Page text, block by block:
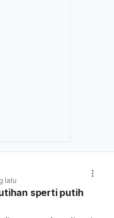
lalu
sperti putih